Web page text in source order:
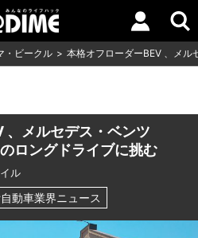
・ビークル 本格オフローダーBEV 、メ
、メルセデス・ベンツ
ロングドライブに挑む
ル
動車業界ニュース